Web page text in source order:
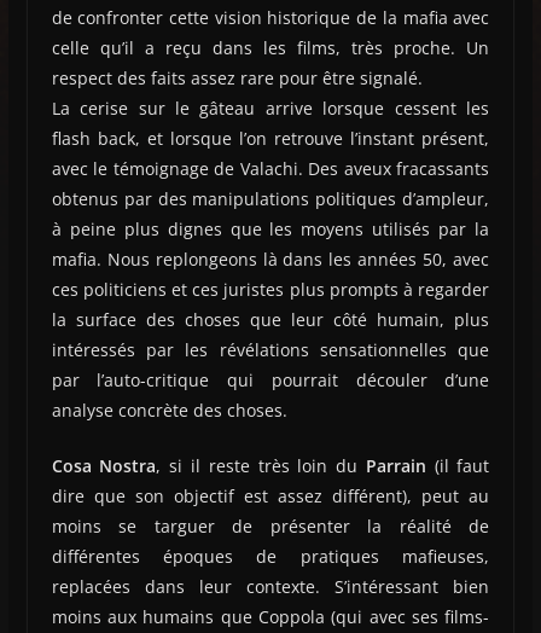
de confronter cette vision historique de la mafia avec
celle qu’il a reçu dans les films, très proche. Un
respect des faits assez rare pour être signalé.
La cerise sur le gâteau arrive lorsque cessent les
flash back, et lorsque l’on retrouve l’instant présent,
avec le témoignage de Valachi. Des aveux fracassants
obtenus par des manipulations politiques d’ampleur,
à peine plus dignes que les moyens utilisés par la
mafia. Nous replongeons là dans les années 50, avec
ces politiciens et ces juristes plus prompts à regarder
la surface des choses que leur côté humain, plus
intéressés par les révélations sensationnelles que
par l’auto-critique qui pourrait découler d’une
analyse concrète des choses.
Cosa Nostra, si il reste très loin du Parrain (il faut
dire que son objectif est assez différent), peut au
moins se targuer de présenter la réalité de
différentes époques de pratiques mafieuses,
replacées dans leur contexte. S’intéressant bien
moins aux humains que Coppola (qui avec ses films-